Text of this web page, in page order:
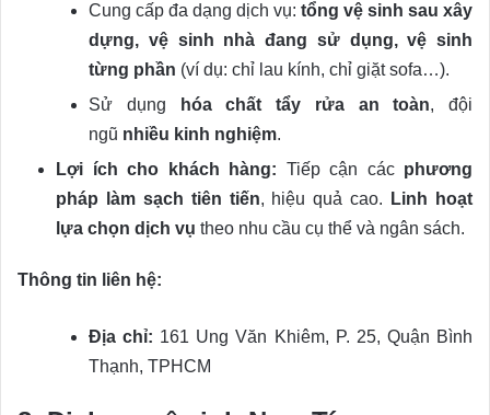
Cung cấp đa dạng dịch vụ: tổng vệ sinh sau xây
dựng, vệ sinh nhà đang sử dụng, vệ sinh
từng phần (ví dụ: chỉ lau kính, chỉ giặt sofa…).
Sử dụng
hóa chất tẩy rửa an toàn, đội
ngũ nhiều kinh nghiệm.
Lợi ích cho khách hàng: Tiếp cận các phương
pháp làm sạch tiên tiến, hiệu quả cao.
Linh hoạt
lựa chọn dịch vụ theo nhu cầu cụ thể và ngân sách.
Thông tin liên hệ:
Địa chỉ: 161 Ung Văn Khiêm, P. 25, Quận Bình
Thạnh, TPHCM